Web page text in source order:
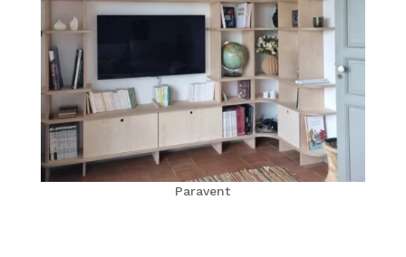
Paravent